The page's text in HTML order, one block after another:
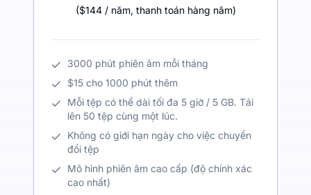
($144 / năm, thanh toán hàng năm)
3000 phút phiên âm mỗi tháng
$15 cho 1000 phút thêm
Mỗi tệp có thể dài tối đa 5 giờ / 5 GB. Tải
lên 50 tệp cùng một lúc.
Không có giới hạn ngày cho việc chuyển
đổi tệp
Mô hình phiên âm cao cấp (độ chính xác
cao nhất)